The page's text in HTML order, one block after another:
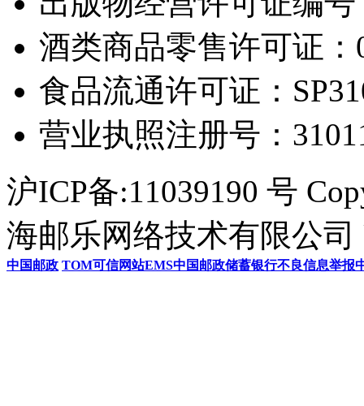
酒类商品零售许可证：
食品流通许可证：
营业执照注册号：
沪ICP备:11039190 号
海邮乐网络技术有限公司
中国邮政 TOM可信网站EMS中国邮政储蓄银行不良信息举报